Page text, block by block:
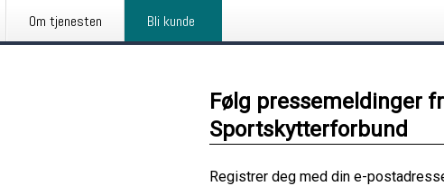
Om tjenesten Bli kunde
Følg pressemeldinger
Sportskytterforbund
Registrer deg med din e-